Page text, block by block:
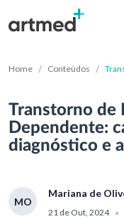
Home / Conteúdos /
Transtorno de
Dependente:
diagnóstico e
MO
Mariana de
21 de Out, 2024 •